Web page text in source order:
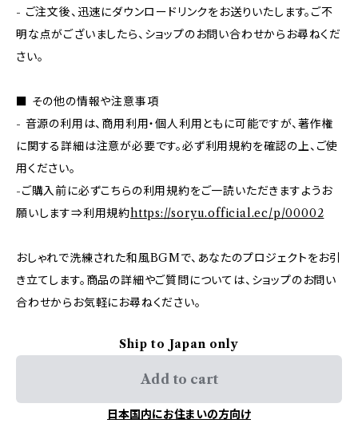
- ご注文後、迅速にダウンロードリンクをお送りいたします。ご不
明な点がございましたら、ショップのお問い合わせからお尋ねくだ
さい。
■ その他の情報や注意事項
- 音源の利用は、商用利用・個人利用ともに可能ですが、著作権
に関する詳細は注意が必要です。必ず利用規約を確認の上、ご使
用ください。
-ご購入前に必ずこちらの利用規約をご一読いただきますようお
願いします⇒利用規約https://soryu.official.ec/p/00002
おしゃれで洗練された和風BGMで、あなたのプロジェクトをお引
き立てします。商品の詳細やご質問については、ショップのお問い
合わせからお気軽にお尋ねください。
Ship to Japan only
Add to cart
日本国内にお住まいの方向け